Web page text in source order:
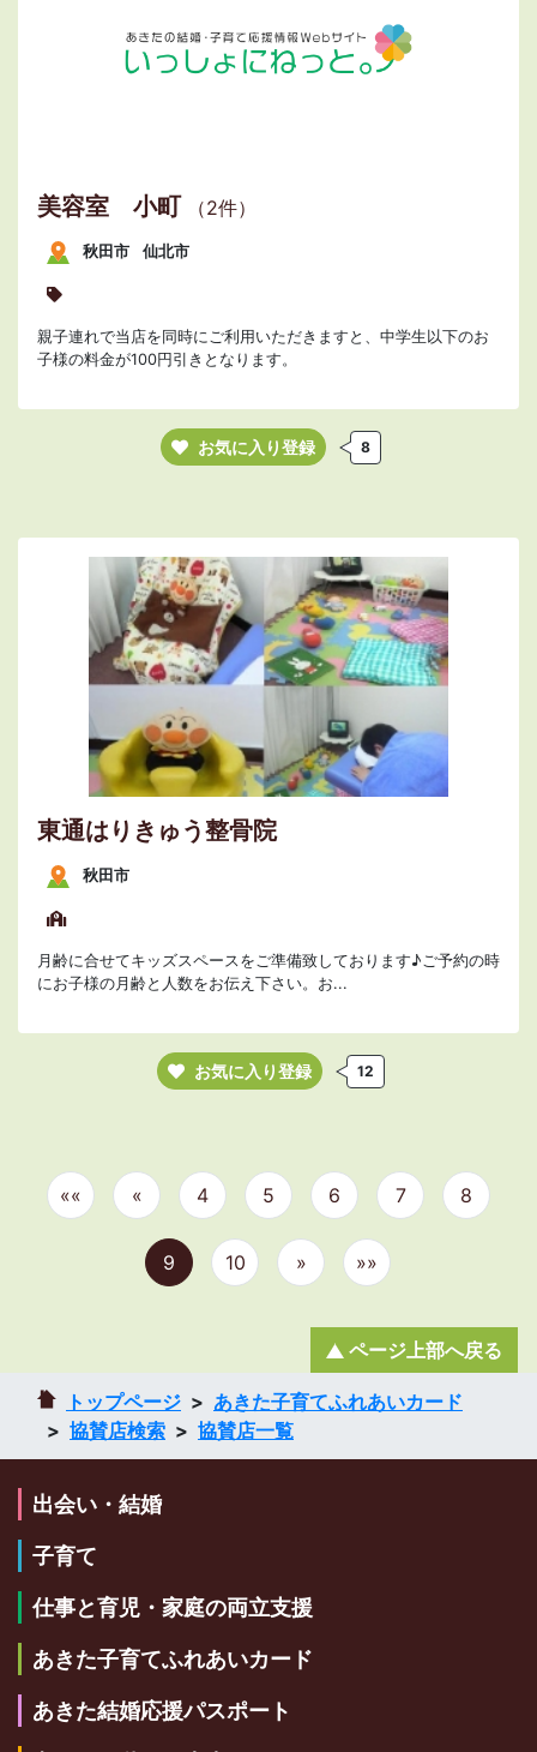
美容室 小町 （2件）
秋田市 仙北市
親子連れで当店を同時にご利用いただきますと、中学生以下のお
子様の料金が100円引きとなります。
お気に入り登録 8
東通はりきゅう整骨院
秋田市
月齢に合せてキッズスペースをご準備致しております♪ご予約の時
にお子様の月齢と人数をお伝え下さい。お...
お気に入り登録 12
«« « 4 5 6 7 8
9 10 » »»
トップページ
あきた子育てふれあいカード
協賛店検索
協賛店一覧
ページ上部へ戻る
出会い・結婚
子育て
仕事と育児・家庭の両立支援
あきた子育てふれあいカード
あきた結婚応援パスポート